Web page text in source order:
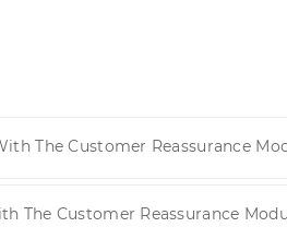
The Customer Reassurance
The Customer Reassurance